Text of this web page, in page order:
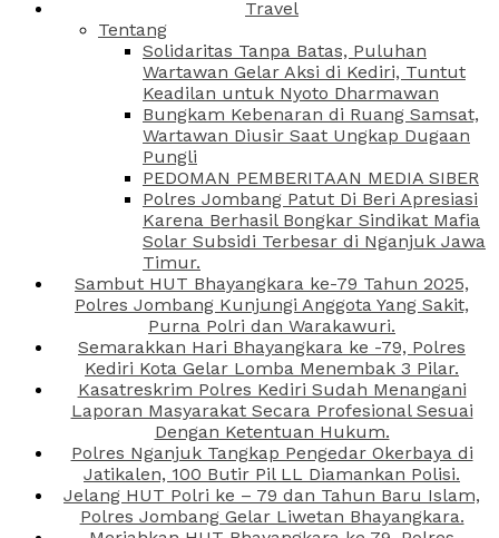
Travel
Tentang
Solidaritas Tanpa Batas, Puluhan
Wartawan Gelar Aksi di Kediri, Tuntut
Keadilan untuk Nyoto Dharmawan
Bungkam Kebenaran di Ruang Samsat,
Wartawan Diusir Saat Ungkap Dugaan
Pungli
PEDOMAN PEMBERITAAN MEDIA SIBER
Polres Jombang Patut Di Beri Apresiasi
Karena Berhasil Bongkar Sindikat Mafia
Solar Subsidi Terbesar di Nganjuk Jawa
Timur.
Sambut HUT Bhayangkara ke-79 Tahun 2025,
Polres Jombang Kunjungi Anggota Yang Sakit,
Purna Polri dan Warakawuri.
Semarakkan Hari Bhayangkara ke -79, Polres
Kediri Kota Gelar Lomba Menembak 3 Pilar.
Kasatreskrim Polres Kediri Sudah Menangani
Laporan Masyarakat Secara Profesional Sesuai
Dengan Ketentuan Hukum.
Polres Nganjuk Tangkap Pengedar Okerbaya di
Jatikalen, 100 Butir Pil LL Diamankan Polisi.
Jelang HUT Polri ke – 79 dan Tahun Baru Islam,
Polres Jombang Gelar Liwetan Bhayangkara.